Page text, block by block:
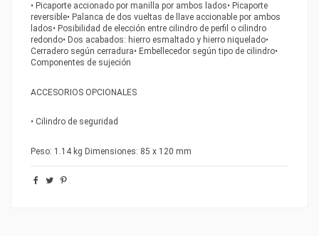
• Picaporte accionado por manilla por ambos lados• Picaporte
reversible• Palanca de dos vueltas de llave accionable por ambos
lados• Posibilidad de elección entre cilindro de perfil o cilindro
redondo• Dos acabados: hierro esmaltado y hierro niquelado•
Cerradero según cerradura• Embellecedor según tipo de cilindro•
Componentes de sujeción
ACCESORIOS OPCIONALES
• Cilindro de seguridad
Peso: 1.14 kg Dimensiones: 85 x 120 mm